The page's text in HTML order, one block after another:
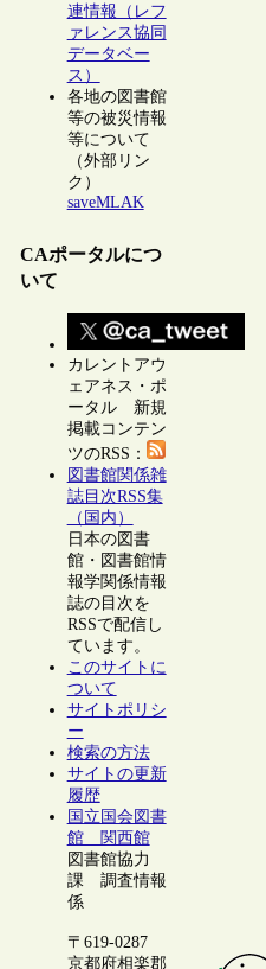
連情報（レフ
ァレンス協同
データベー
ス）
各地の図書館
等の被災情報
等について
（外部リン
ク）
saveMLAK
CAポータルにつ
いて
カレントアウ
ェアネス・ポ
ータル 新規
掲載コンテン
ツのRSS：
図書館関係雑
誌目次RSS集
（国内）
日本の図書
館・図書館情
報学関係情報
誌の目次を
RSSで配信し
ています。
このサイトに
ついて
サイトポリシ
ー
検索の方法
サイトの更新
履歴
国立国会図書
館 関西館
図書館協力
課 調査情報
係
〒619-0287
京都府相楽郡